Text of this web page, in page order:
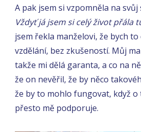
A pak jsem si vzpomněla na
Vždyť já jsem si celý život přála
jsem řekla manželovi, že bych
vzdělání, bez zkušeností. Můj
takže mi dělá garanta, a co na
že on nevěřil, že by něco
že by to mohlo fungovat, když o
přesto mě podporuje.